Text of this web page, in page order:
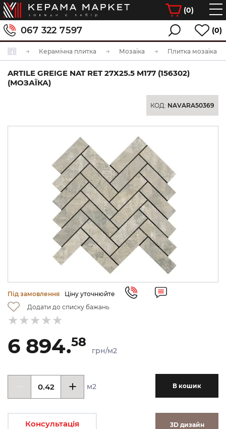
(0)
067 322 7597 (0)
Керамічна плитка Мозаїка Плитка мозаїка
ARTILE GREIGE NAT RET 27Х25.5 M177 (156302)
(МОЗАЇКА)
КОД: NAVARA50369
Під замовлення
Ціну уточнюйте
Додати до списку бажань
6 894.58
грн/м2
м2 В кошик
Консультація 3D дизайн